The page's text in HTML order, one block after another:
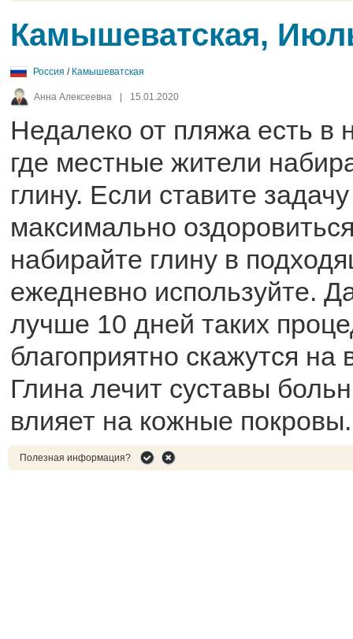
Камышеватская,
Россия / Камышеватская
Анна Алексеевна 15.01.2020
Недалеко от пляжа есть в
где местные жители
глину. Если ставите
максимально
набирайте глину в
ежедневно используйте.
лучше 10 дней таких
благоприятно скажутся
Глина лечит суставы
влияет на кожные покровы.
Полезная информация?